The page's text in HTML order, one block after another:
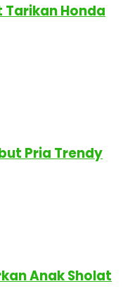
Honda
Pria Trendy
Anak Sholat